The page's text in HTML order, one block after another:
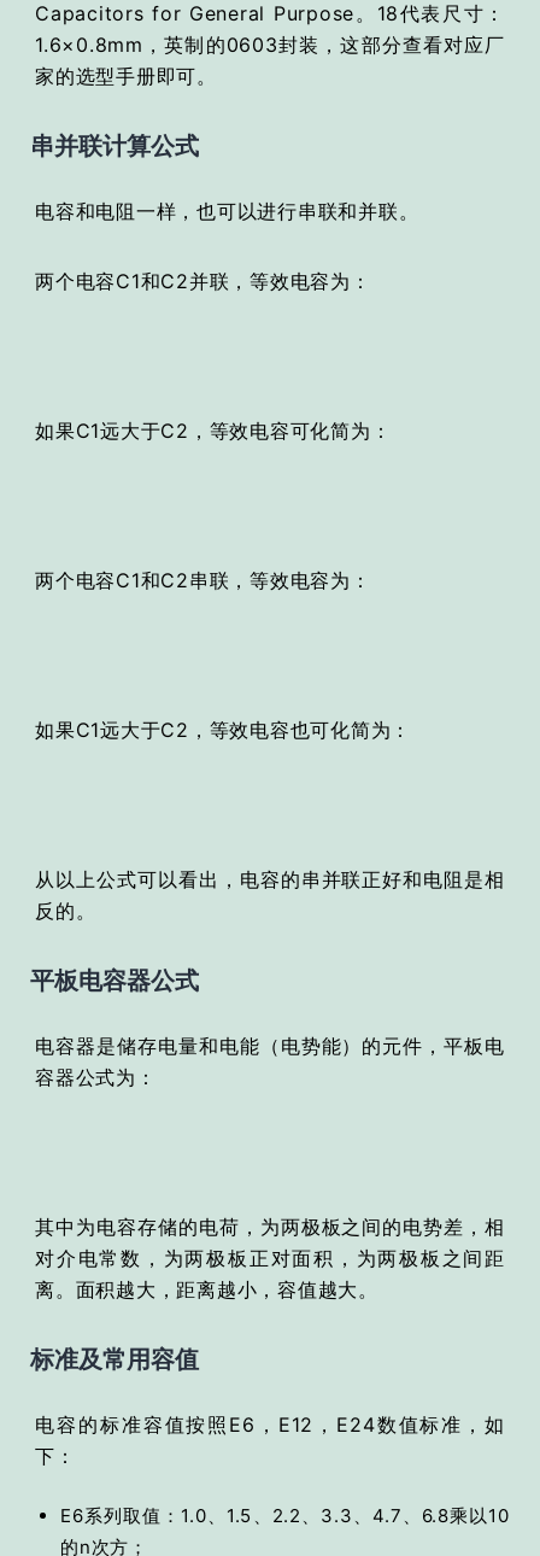
Capacitors for General Purpose。18代表尺寸：
1.6×0.8mm，英制的0603封装，这部分查看对应厂
家的选型手册即可。
串并联计算公式
电容和电阻一样，也可以进行串联和并联。
两个电容C1和C2并联，等效电容为：
如果C1远大于C2，等效电容可化简为：
两个电容C1和C2串联，等效电容为：
如果C1远大于C2，等效电容也可化简为：
从以上公式可以看出，电容的串并联正好和电阻是相
反的。
平板电容器公式
电容器是储存电量和电能（电势能）的元件，平板电
容器公式为：
其中为电容存储的电荷，为两极板之间的电势差，相
对介电常数，为两极板正对面积，为两极板之间距
离。面积越大，距离越小，容值越大。
标准及常用容值
电容的标准容值按照E6，E12，E24数值标准，如
下：
E6系列取值：1.0、1.5、2.2、3.3、4.7、6.8乘以10
的n次方；